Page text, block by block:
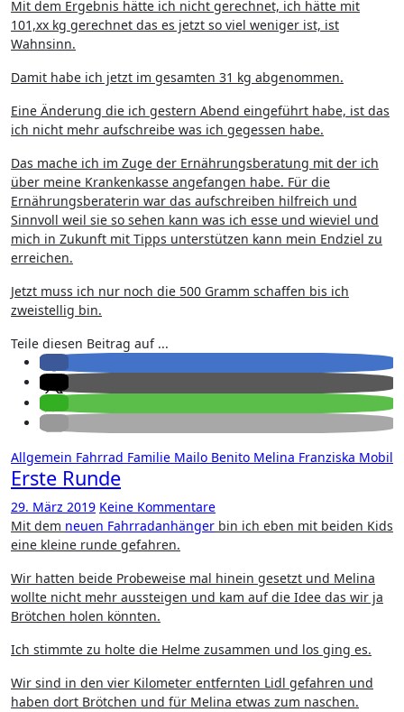
Mit dem Ergebnis hätte ich nicht gerechnet, ich hätte mit
101,xx kg gerechnet das es jetzt so viel weniger ist, ist
Wahnsinn.
Damit habe ich jetzt im gesamten 31 kg abgenommen.
Eine Änderung die ich gestern Abend eingeführt habe, ist das
ich nicht mehr aufschreibe was ich gegessen habe.
Das mache ich im Zuge der Ernährungsberatung mit der ich
über meine Krankenkasse angefangen habe. Für die
Ernährungsberaterin war das aufschreiben hilfreich und
Sinnvoll weil sie so sehen kann was ich esse und wieviel und
mich in Zukunft mit Tipps unterstützen kann mein Endziel zu
erreichen.
Jetzt muss ich nur noch die 500 Gramm schaffen bis ich
zweistellig bin.
Teile diesen Beitrag auf ...
Allgemein Fahrrad Familie Mailo Benito Melina Franziska Mobil
Erste Runde
29. März 2019 Keine Kommentare
Mit dem neuen Fahrradanhänger bin ich eben mit beiden Kids
eine kleine runde gefahren.
Wir hatten beide Probeweise mal hinein gesetzt und Melina
wollte nicht mehr aussteigen und kam auf die Idee das wir ja
Brötchen holen könnten.
Ich stimmte zu holte die Helme zusammen und los ging es.
Wir sind in den vier Kilometer entfernten Lidl gefahren und
haben dort Brötchen und für Melina etwas zum naschen.